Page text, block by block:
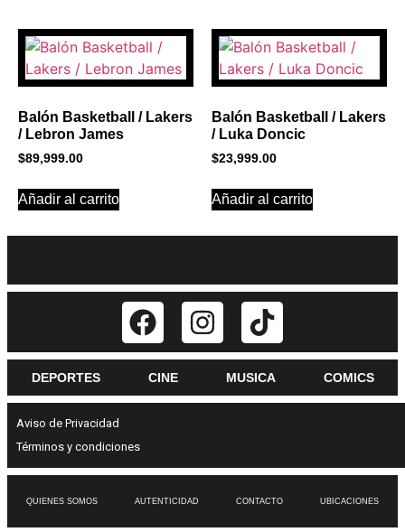
Balón Basketball / Lakers
/ Lebron James
$89,999.00
Añadir al carrito
Balón Basketball / Lakers
/ Luka Doncic
$23,999.00
Añadir al carrito
DEPORTES CINE MUSICA COMICS
Aviso de Privacidad
Términos y condiciones
QUIENES SOMOS AUTENTICIDAD CONTACTO UBICACIONES